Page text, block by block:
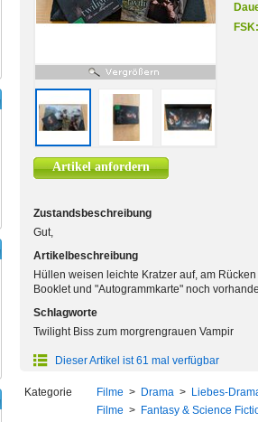
Artikel anfordern
FSK:
Zustandsbeschreibung
Gut,
Artikelbeschreibung
Hüllen weisen leichte Kratzer auf, am
Booklet und "Autogrammkarte" noch
Schlagworte
Twilight Biss zum morgrengrauen Vampir
Dieser Artikel ist 61 mal verfügbar
Kategorie Filme > Drama > Liebes-
Filme > Fantasy & Science